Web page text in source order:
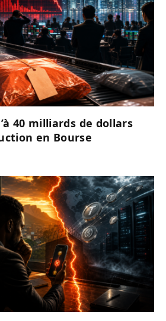
40 milliards de dollars
en Bourse